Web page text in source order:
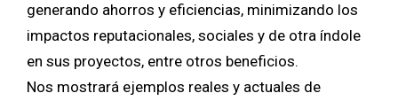
generando ahorros y eficiencias, minimizando los
impactos reputacionales, sociales y de otra índole
en sus proyectos, entre otros beneficios.
Nos mostrará ejemplos reales y actuales de